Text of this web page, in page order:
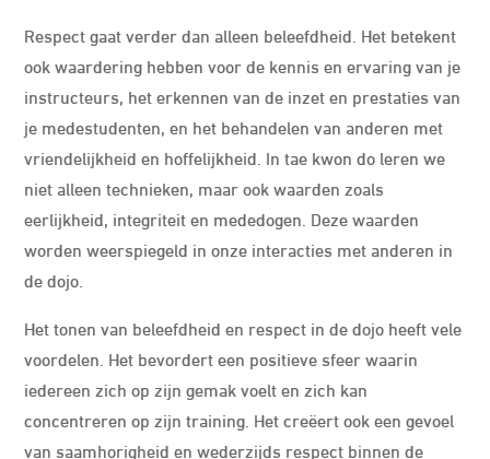
Respect gaat verder dan alleen beleefdheid. Het betekent
ook waardering hebben voor de kennis en ervaring van je
instructeurs, het erkennen van de inzet en prestaties van
je medestudenten, en het behandelen van anderen met
vriendelijkheid en hoffelijkheid. In tae kwon do leren we
niet alleen technieken, maar ook waarden zoals
eerlijkheid, integriteit en mededogen. Deze waarden
worden weerspiegeld in onze interacties met anderen in
de dojo.
Het tonen van beleefdheid en respect in de dojo heeft vele
voordelen. Het bevordert een positieve sfeer waarin
iedereen zich op zijn gemak voelt en zich kan
concentreren op zijn training. Het creëert ook een gevoel
van saamhorigheid en wederzijds respect binnen de